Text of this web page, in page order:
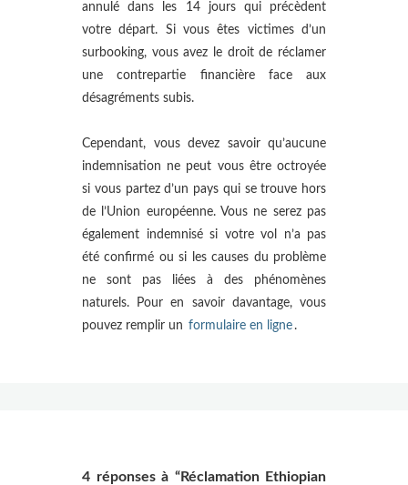
annulé dans les 14 jours qui précèdent
votre départ. Si vous êtes victimes d’un
surbooking, vous avez le droit de réclamer
une contrepartie financière face aux
désagréments subis.
Cependant, vous devez savoir qu’aucune
indemnisation ne peut vous être octroyée
si vous partez d’un pays qui se trouve hors
de l’Union européenne. Vous ne serez pas
également indemnisé si votre vol n’a pas
été confirmé ou si les causes du problème
ne sont pas liées à des phénomènes
naturels. Pour en savoir davantage, vous
pouvez remplir un formulaire en ligne .
4 réponses à “Réclamation Ethiopian